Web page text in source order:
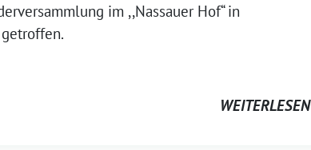
im ,,Nassauer Hof“ in
WEITERLESEN